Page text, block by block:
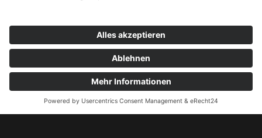
Pokerturnier 26.09.2026 Pokerturnier 03.10.2026